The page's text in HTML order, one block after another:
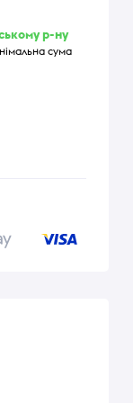
р-ну
сума